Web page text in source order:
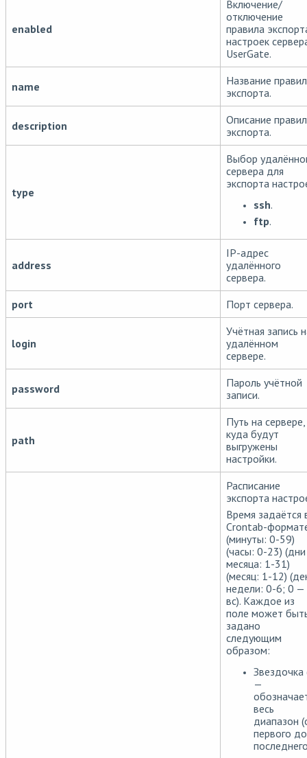
enabled
Включение/
отключение
правила
настроек
UserGate.
name
Название
экспорта.
description
Описание
экспорта.
type
Выбор
сервера для
экспорта
ssh.
ftp.
address
IP-адрес
удалённого
сервера.
port
Порт сервера.
login
Учётная запись
удалённом
сервере.
password
Пароль учётной
записи.
path
Путь на сервере,
куда будут
выгружены
настройки.
Расписание
экспорта
Время задаётся
Crontab-
(минуты: 0-59)
(часы: 0-23) (дни
месяца: 1-31)
(месяц: 1-12)
недели: 0-6; 0 —
вс). Каждое из
поле может
задано
следующим
образом:
Звездочка
—
весь
диапазон
первого до